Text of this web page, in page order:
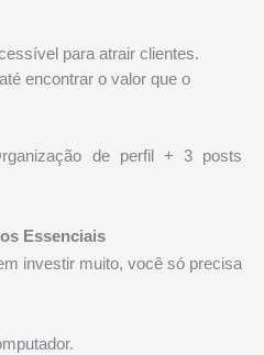
para atrair clientes.
encontrar o valor que o
de perfil + 3 posts
Essenciais
investir muito, você só precisa